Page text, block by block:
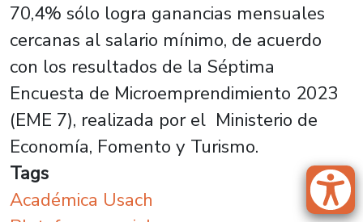
70,4% sólo logra ganancias mensuales
cercanas al salario mínimo, de acuerdo
con los resultados de la Séptima
Encuesta de Microemprendimiento 2023
(EME 7), realizada por el Ministerio de
Economía, Fomento y Turismo.
Tags
Académica Usach